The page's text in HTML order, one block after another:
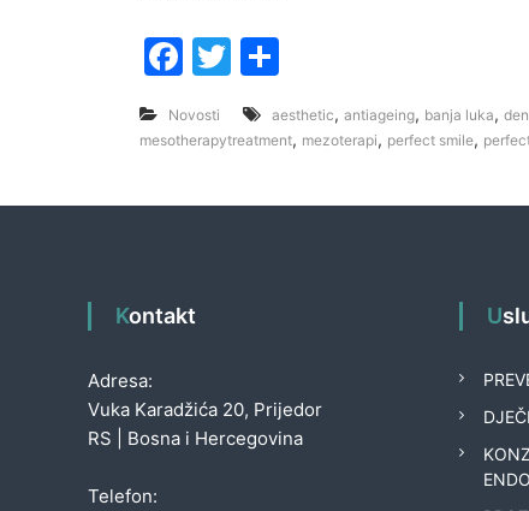
F
c
b
k
T
itt
S
ar
Novosti aesthetic, antiageing, banja luka,
mesotherapytreatment, mezoterapi, perfect smile,
Kontakt
Adresa:
Vuka Karadžića 20, Prijedor
RS | Bosna i Hercegovina
Telefon: